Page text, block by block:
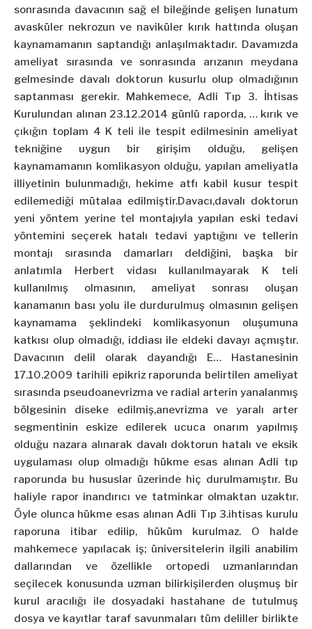
sonrasında davacının sağ el bileğinde gelişen lunatum
avasküler nekrozun ve naviküler kırık hattında oluşan
kaynamamanın saptandığı anlaşılmaktadır. Davamızda
ameliyat sırasında ve sonrasında arızanın meydana
gelmesinde davalı doktorun kusurlu olup olmadığının
saptanması gerekir. Mahkemece, Adli Tıp 3. İhtisas
Kurulundan alınan 23.12.2014 günlü raporda, … kırık ve
çıkığın toplam 4 K teli ile tespit edilmesinin ameliyat
tekniğine uygun bir girişim olduğu, gelişen
kaynamamanın komlikasyon olduğu, yapılan ameliyatla
illiyetinin bulunmadığı, hekime atfı kabil kusur tespit
edilemediği mütalaa edilmiştir.Davacı,davalı doktorun
yeni yöntem yerine tel montajıyla yapılan eski tedavi
yöntemini seçerek hatalı tedavi yaptığını ve tellerin
montajı sırasında damarları deldiğini, başka bir
anlatımla Herbert vidası kullanılmayarak K teli
kullanılmış olmasının, ameliyat sonrası oluşan
kanamanın bası yolu ile durdurulmuş olmasının gelişen
kaynamama şeklindeki komlikasyonun oluşumuna
katkısı olup olmadığı, iddiası ile eldeki davayı açmıştır.
Davacının delil olarak dayandığı E… Hastanesinin
17.10.2009 tarihili epikriz raporunda belirtilen ameliyat
sırasında pseudoanevrizma ve radial arterin yanalanmış
bölgesinin diseke edilmiş,anevrizma ve yaralı arter
segmentinin eskize edilerek ucuca onarım yapılmış
olduğu nazara alınarak davalı doktorun hatalı ve eksik
uygulaması olup olmadığı hükme esas alınan Adli tıp
raporunda bu hususlar üzerinde hiç durulmamıştır. Bu
haliyle rapor inandırıcı ve tatminkar olmaktan uzaktır.
Öyle olunca hükme esas alınan Adli Tıp 3.ihtisas kurulu
raporuna itibar edilip, hüküm kurulmaz. O halde
mahkemece yapılacak iş; üniversitelerin ilgili anabilim
dallarından ve özellikle ortopedi uzmanlarından
seçilecek konusunda uzman bilirkişilerden oluşmuş bir
kurul aracılığı ile dosyadaki hastahane de tutulmuş
dosya ve kayıtlar taraf savunmaları tüm deliller birlikte